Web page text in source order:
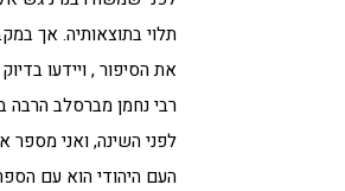
תלוי בתוצאותיה. אך
את הסיפור , ויידעו
רבי נחמן מברסלב הרבה
לפני השינה, ואני מספר
העם היהודי הוא עם